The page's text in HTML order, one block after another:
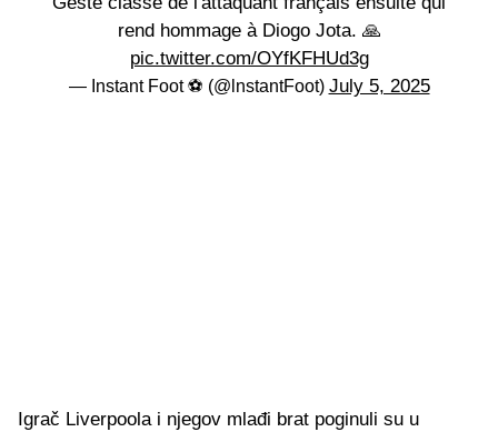
rend hommage à Diogo Jota. 🙏
pic.twitter.com/OYfKFHUd3g
— Instant Foot ⚽️ (@lnstantFoot) July 5, 2025
Igrač Liverpoola i njegov mlađi brat poginuli su u